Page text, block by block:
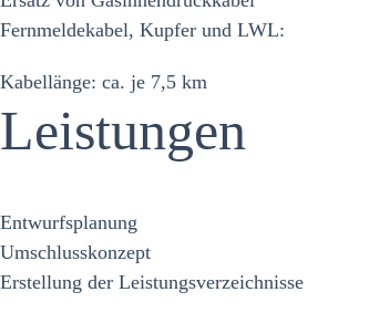
Fernmeldekabel, Kupfer und LWL:
Kabellänge: ca. je 7,5 km
Leistungen
Entwurfsplanung
Umschlusskonzept
Erstellung der Leistungsverzeichnisse